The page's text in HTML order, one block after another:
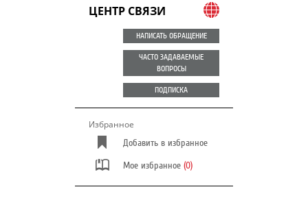
ЦЕНТР СВЯЗИ
НАПИСАТЬ ОБРАЩЕНИЕ
ЧАСТО ЗАДАВАЕМЫЕ
ВОПРОСЫ
ПОДПИСКА
Избранное
Добавить в избранное
Мое избранное (0)